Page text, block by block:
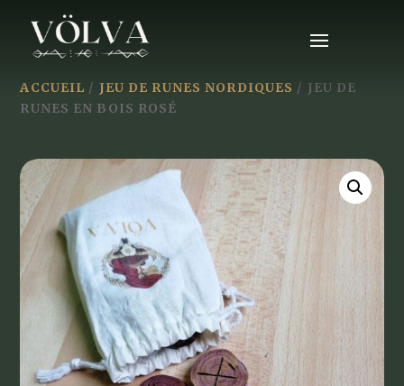
ACCUEIL / JEU DE RUNES NORDIQUES / JEU DE
RUNES EN BOIS ROSÉ